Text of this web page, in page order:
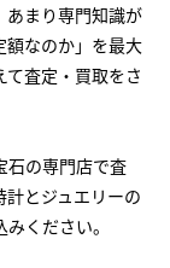
あまり専門知識が
額なのか」を最大
査定・買取をさ
石の専門店で査
とジュエリーの
ください。